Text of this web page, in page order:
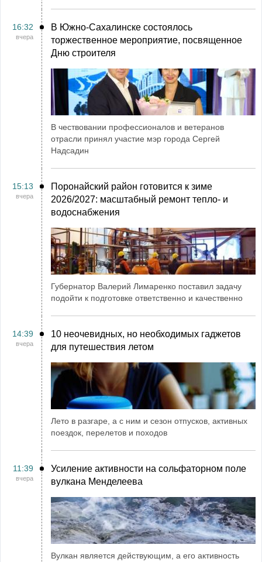
16:32
вчера
В Южно-Сахалинске состоялось
торжественное мероприятие, посвященное
Дню строителя
В чествовании профессионалов и ветеранов
отрасли принял участие мэр города Сергей
Надсадин
15:13
вчера
Поронайский район готовится к зиме
2026/2027: масштабный ремонт тепло- и
водоснабжения
Губернатор Валерий Лимаренко поставил задачу
подойти к подготовке ответственно и качественно
14:39
вчера
10 неочевидных, но необходимых гаджетов
для путешествия летом
Лето в разгаре, а с ним и сезон отпусков, активных
поездок, перелетов и походов
11:39
вчера
Усиление активности на сольфаторном поле
вулкана Менделеева
Вулкан является действующим, а его активность